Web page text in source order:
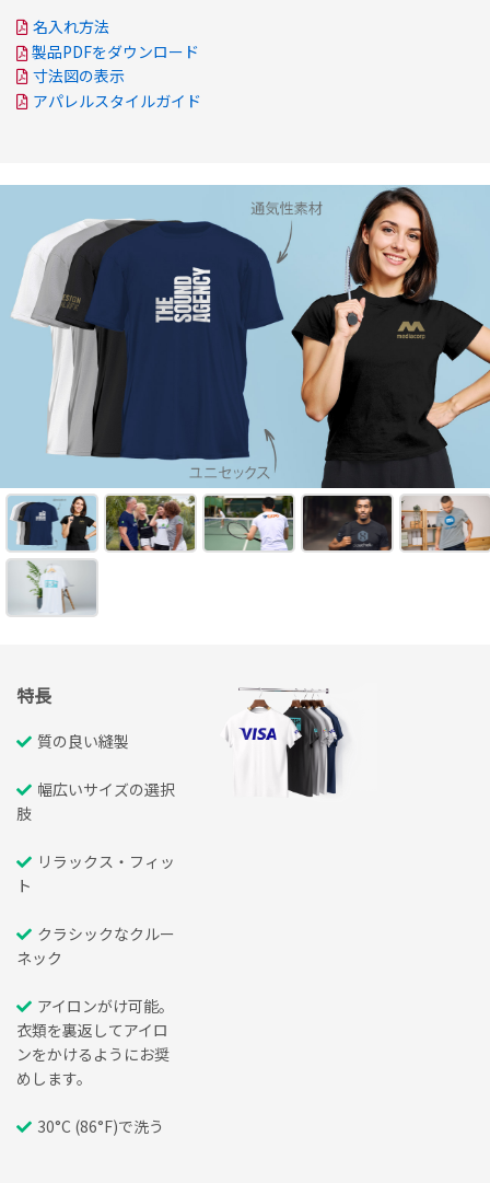
名入れ方法
製品PDFをダウンロード
寸法図の表示
アパレルスタイルガイド
特長
質の良い縫製
幅広いサイズの選択
肢
リラックス・フィッ
ト
クラシックなクルー
ネック
アイロンがけ可能。
衣類を裏返してアイロ
ンをかけるようにお奨
めします。
30°C (86°F)で洗う